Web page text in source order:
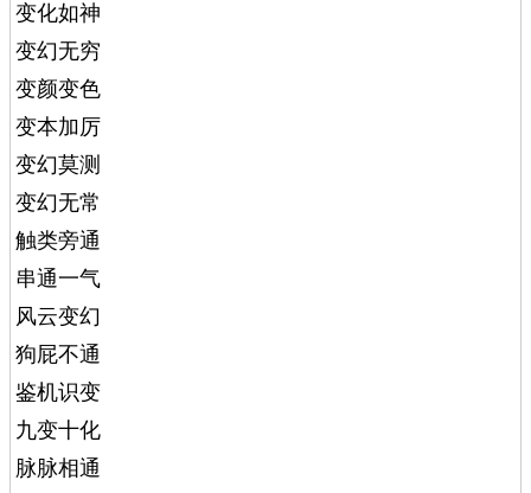
变化如神
变幻无穷
变颜变色
变本加厉
变幻莫测
变幻无常
触类旁通
串通一气
风云变幻
狗屁不通
鉴机识变
九变十化
脉脉相通